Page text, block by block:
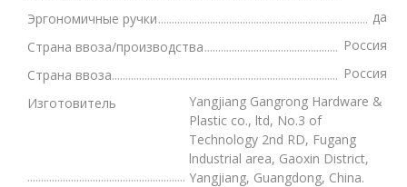
Эргономичные ручки
да
Страна ввоза/производства
Россия
Страна ввоза
Россия
Изготовитель
Yangjiang Gangrong Hardware &
Plastic co., ltd, No.3 of
Technology 2nd RD, Fugang
lndustrial area, Gaoxin District,
Yangjiang, Guangdong, China.